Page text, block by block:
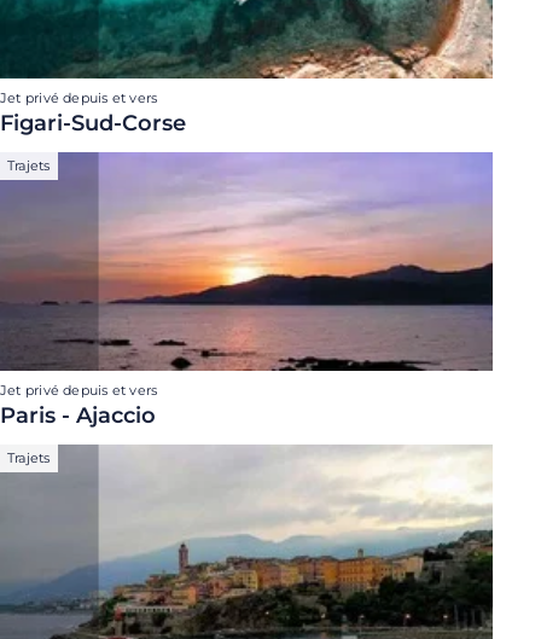
Jet privé depuis et vers
Figari-Sud-Corse
Trajets
Jet privé depuis et vers
Paris - Ajaccio
Trajets